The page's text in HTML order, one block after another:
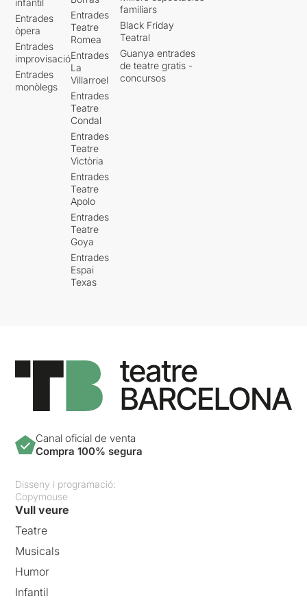
infantil
Entrades
òpera
Entrades
improvisació
Entrades
monòlegs
Entrades
Teatre
Romea
Entrades
La
Villarroel
Entrades
Teatre
Condal
Entrades
Teatre
Victòria
Entrades
Teatre
Apolo
Entrades
Teatre
Goya
Entrades
Espai
Texas
familiars
Black Friday
Teatral
Guanya entrades
de teatre gratis -
concursos
Canal oficial de venta
Compra 100% segura
Disseny i programació:
Copymouse
Vull veure
Teatre
Musicals
Humor
Infantil